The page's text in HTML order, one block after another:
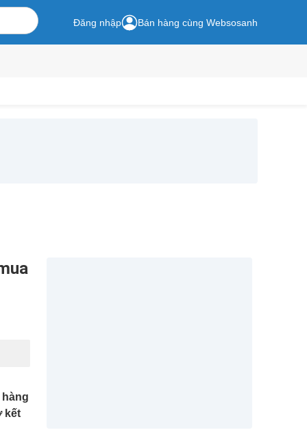
Đăng nhập Bán hàng cùng Websosanh
kết